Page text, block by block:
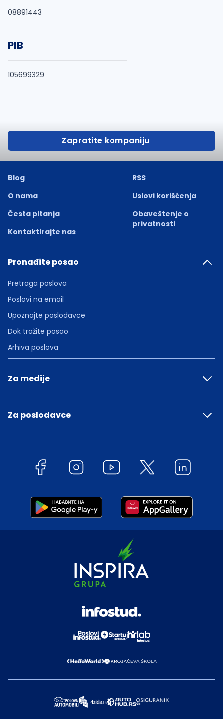
08891443
PIB
105699329
Zapratite kompaniju
Blog
O nama
Česta pitanja
Kontaktirajte nas
RSS
Uslovi korišćenja
Obaveštenje o
privatnosti
Pronađite posao
Pretraga poslova
Poslovi na email
Upoznajte poslodavce
Dok tražite posao
Arhiva poslova
Za medije
Za poslodavce